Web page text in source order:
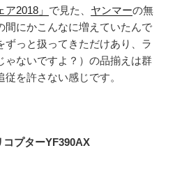
2018」 で見た、 ヤンマーの無
間にかこんなに増えていたんで
っと扱ってきただけあり、ラ
ゃないですよ？）の品揃えは群
を許さない感じです。
コプターYF390AX